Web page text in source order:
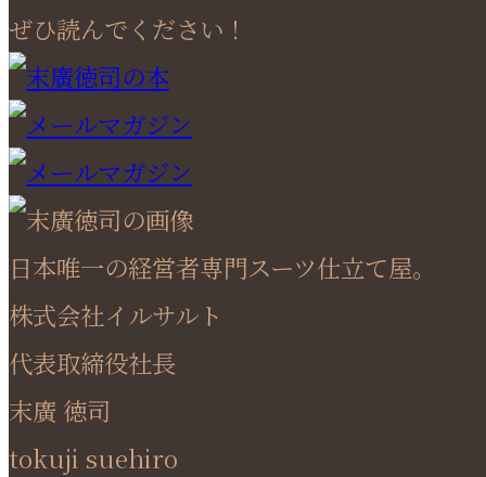
ぜひ読んでください！
日本唯一の経営者専門スーツ仕立て屋。
株式会社イルサルト
代表取締役社長
末廣 徳司
tokuji suehiro